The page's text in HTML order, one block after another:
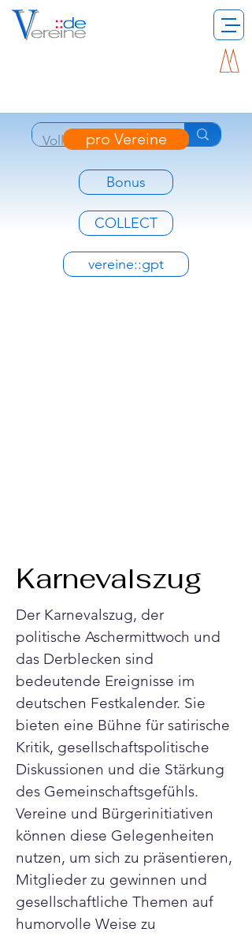
pro Vereine
Bonus
COLLECT
vereine::gpt
Karnevalszug
Der Karnevalszug, der
politische Aschermittwoch und
das Derblecken sind
bedeutende Ereignisse im
deutschen Festkalender. Sie
bieten eine Bühne für satirische
Kritik, gesellschaftspolitische
Diskussionen und die Stärkung
des Gemeinschaftsgefühls.
Vereine und Bürgerinitiativen
können diese Gelegenheiten
nutzen, um sich zu präsentieren,
Mitglieder zu gewinnen und
gesellschaftliche Themen auf
humorvolle Weise zu